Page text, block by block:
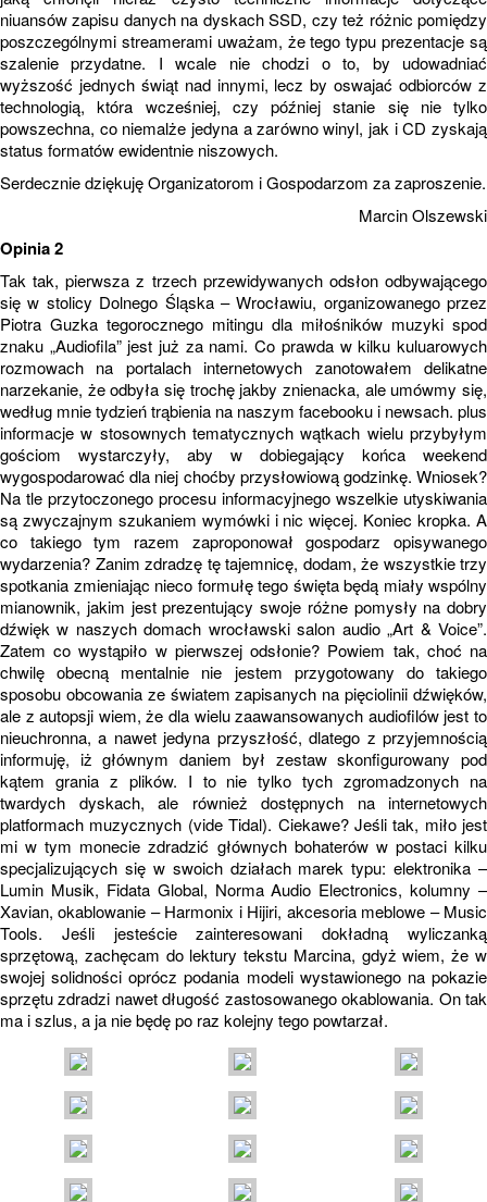
niuansów zapisu danych na dyskach SSD, czy też różnic pomiędzy
poszczególnymi streamerami uważam, że tego typu prezentacje są
szalenie przydatne. I wcale nie chodzi o to, by udowadniać
wyższość jednych świąt nad innymi, lecz by oswajać odbiorców z
technologią, która wcześniej, czy później stanie się nie tylko
powszechna, co niemalże jedyna a zarówno winyl, jak i CD zyskają
status formatów ewidentnie niszowych.
Serdecznie dziękuję Organizatorom i Gospodarzom za zaproszenie.
Marcin Olszewski
Opinia 2
Tak tak, pierwsza z trzech przewidywanych odsłon odbywającego
się w stolicy Dolnego Śląska – Wrocławiu, organizowanego przez
Piotra Guzka tegorocznego mitingu dla miłośników muzyki spod
znaku „Audiofila” jest już za nami. Co prawda w kilku kuluarowych
rozmowach na portalach internetowych zanotowałem delikatne
narzekanie, że odbyła się trochę jakby znienacka, ale umówmy się,
według mnie tydzień trąbienia na naszym facebooku i newsach. plus
informacje w stosownych tematycznych wątkach wielu przybyłym
gościom wystarczyły, aby w dobiegający końca weekend
wygospodarować dla niej choćby przysłowiową godzinkę. Wniosek?
Na tle przytoczonego procesu informacyjnego wszelkie utyskiwania
są zwyczajnym szukaniem wymówki i nic więcej. Koniec kropka. A
co takiego tym razem zaproponował gospodarz opisywanego
wydarzenia? Zanim zdradzę tę tajemnicę, dodam, że wszystkie trzy
spotkania zmieniając nieco formułę tego święta będą miały wspólny
mianownik, jakim jest prezentujący swoje różne pomysły na dobry
dźwięk w naszych domach wrocławski salon audio „Art & Voice”.
Zatem co wystąpiło w pierwszej odsłonie? Powiem tak, choć na
chwilę obecną mentalnie nie jestem przygotowany do takiego
sposobu obcowania ze światem zapisanych na pięciolinii dźwięków,
ale z autopsji wiem, że dla wielu zaawansowanych audiofilów jest to
nieuchronna, a nawet jedyna przyszłość, dlatego z przyjemnością
informuję, iż głównym daniem był zestaw skonfigurowany pod
kątem grania z plików. I to nie tylko tych zgromadzonych na
twardych dyskach, ale również dostępnych na internetowych
platformach muzycznych (vide Tidal). Ciekawe? Jeśli tak, miło jest
mi w tym monecie zdradzić głównych bohaterów w postaci kilku
specjalizujących się w swoich działach marek typu: elektronika –
Lumin Musik, Fidata Global, Norma Audio Electronics, kolumny –
Xavian, okablowanie – Harmonix i Hijiri, akcesoria meblowe – Music
Tools. Jeśli jesteście zainteresowani dokładną wyliczanką
sprzętową, zachęcam do lektury tekstu Marcina, gdyż wiem, że w
swojej solidności oprócz podania modeli wystawionego na pokazie
sprzętu zdradzi nawet długość zastosowanego okablowania. On tak
ma i szlus, a ja nie będę po raz kolejny tego powtarzał.